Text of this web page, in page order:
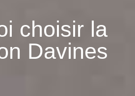
choisir la
Davines